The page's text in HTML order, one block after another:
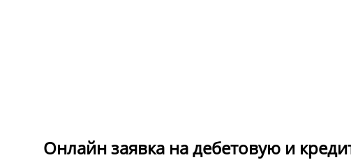
Онлайн заявка на дебетовую и